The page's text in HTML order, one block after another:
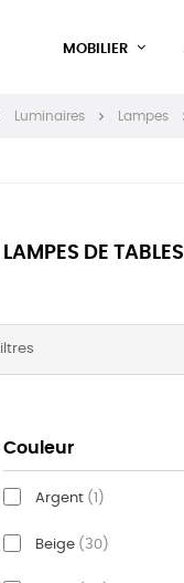
MOBILIER
Luminaires Lampes
LAMPES DE TABLES
Couleur
Argent (1)
Beige (30)